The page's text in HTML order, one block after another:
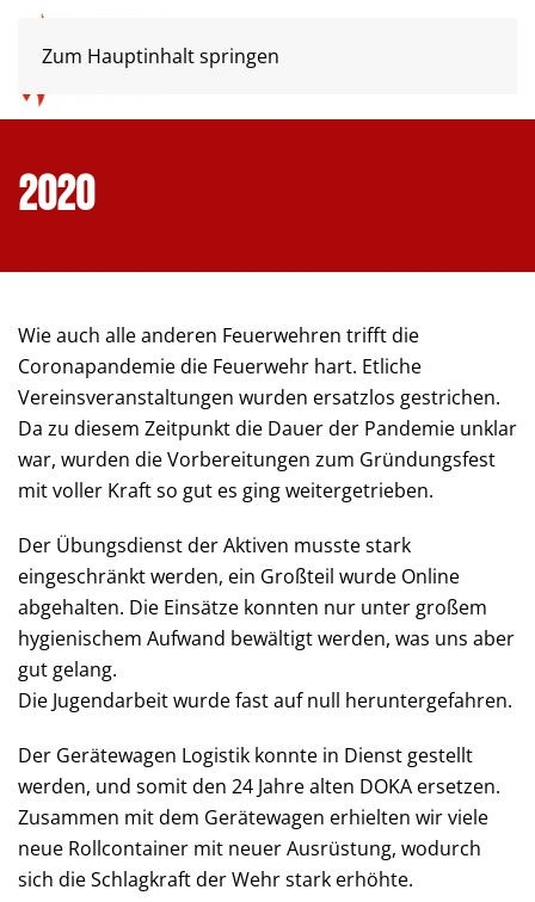
Zum Hauptinhalt springen
2020
Wie auch alle anderen Feuerwehren trifft die
Coronapandemie die Feuerwehr hart. Etliche
Vereinsveranstaltungen wurden ersatzlos gestrichen.
Da zu diesem Zeitpunkt die Dauer der Pandemie unklar
war, wurden die Vorbereitungen zum Gründungsfest
mit voller Kraft so gut es ging weitergetrieben.
Der Übungsdienst der Aktiven musste stark
eingeschränkt werden, ein Großteil wurde Online
abgehalten. Die Einsätze konnten nur unter großem
hygienischem Aufwand bewältigt werden, was uns aber
gut gelang.
Die Jugendarbeit wurde fast auf null heruntergefahren.
Der Gerätewagen Logistik konnte in Dienst gestellt
werden, und somit den 24 Jahre alten DOKA ersetzen.
Zusammen mit dem Gerätewagen erhielten wir viele
neue Rollcontainer mit neuer Ausrüstung, wodurch
sich die Schlagkraft der Wehr stark erhöhte.